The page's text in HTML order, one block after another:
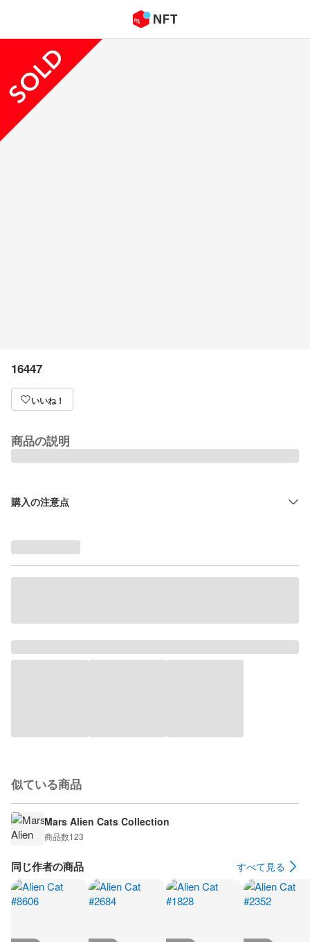
16447
いいね！
商品の説明
購入の注意点
似ている商品
Mars Alien Cats Collection
商品数123
同じ作者の商品 すべて見る